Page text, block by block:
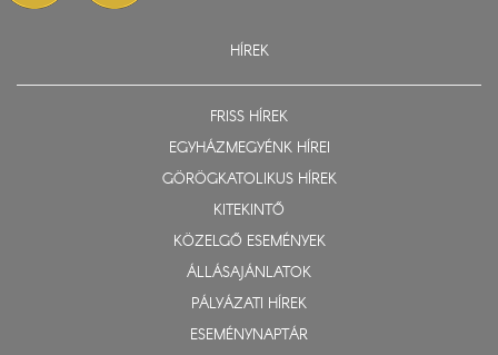
HÍREK
FRISS HÍREK
EGYHÁZMEGYÉNK HÍREI
GÖRÖGKATOLIKUS HÍREK
KITEKINTŐ
KÖZELGŐ ESEMÉNYEK
ÁLLÁSAJÁNLATOK
PÁLYÁZATI HÍREK
ESEMÉNYNAPTÁR